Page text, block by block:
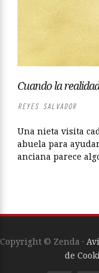
Cuando la
REYES SALVADOR
Una nieta visita
abuela para
anciana parece
Copyright © Zenda ·
de